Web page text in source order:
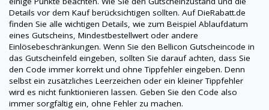
Details vor dem Kauf berücksichtigen sollten. AufDieRabatt.de
finden Sie alle wichtigen Details, wie zum Beispiel Ablaufdatum
eines Gutscheins, Mindestbestellwert oder andere
Einlösebeschränkungen. Wenn Sie den Bellicon Gutscheincode in
das Gutscheinfeld eingeben, sollten Sie darauf achten, dass Sie
den Code immer korrekt und ohne Tippfehler eingeben. Denn
selbst ein zusätzliches Leerzeichen oder ein kleiner Tippfehler
wird es nicht funktionieren lassen. Geben Sie den Code also
immer sorgfältig ein, ohne Fehler zu machen.